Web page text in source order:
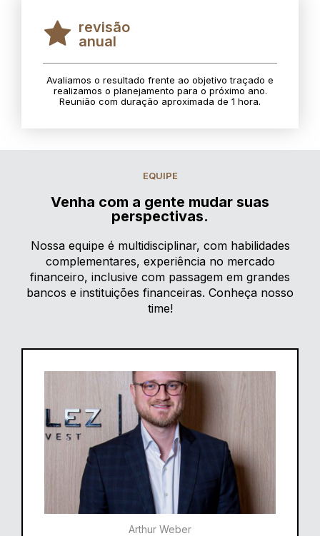
revisão
anual
Avaliamos o resultado frente ao objetivo traçado e
realizamos o planejamento para o próximo ano.
Reunião com duração aproximada de 1 hora.
EQUIPE
Venha com a gente mudar suas
perspectivas.
Nossa equipe é multidisciplinar, com habilidades
complementares, experiência no mercado
financeiro, inclusive com passagem em grandes
bancos e instituições financeiras. Conheça nosso
time!
Arthur Weber